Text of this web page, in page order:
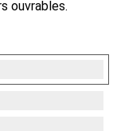
ouvrables.